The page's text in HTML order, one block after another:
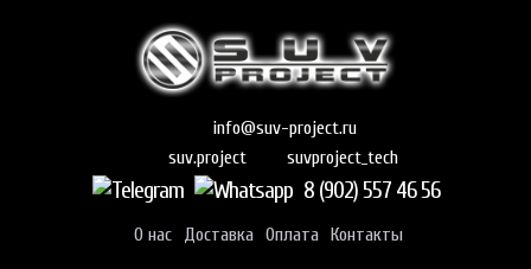
info@suv-project.ru
suv.project
suvproject_tech
8 (902) 557 46 56
О нас Доставка Оплата Контакты